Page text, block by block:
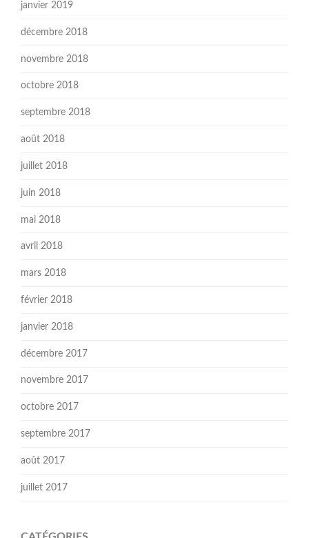
janvier 2019
décembre 2018
novembre 2018
octobre 2018
septembre 2018
août 2018
juillet 2018
juin 2018
mai 2018
avril 2018
mars 2018
février 2018
janvier 2018
décembre 2017
novembre 2017
octobre 2017
septembre 2017
août 2017
juillet 2017